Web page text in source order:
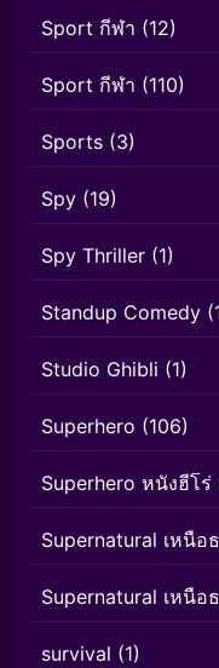
Sport กีฬา (12)
Sport กีฬา (110)
Sports (3)
Spy (19)
Spy Thriller (1)
Standup Comedy
Studio Ghibli (1)
Superhero (106)
Superhero หนังฮีโร่
Supernatural เหนือ
Supernatural เหนือ
survival (1)